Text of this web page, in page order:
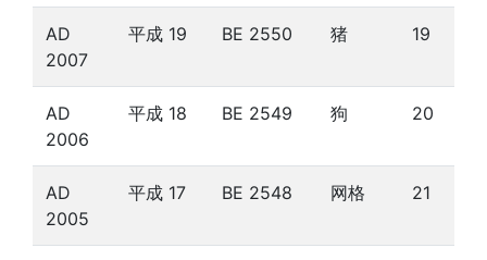
AD
2007
平成 19 BE 2550 猪 19
AD
2006
平成 18 BE 2549 狗 20
AD
2005
平成 17 BE 2548 网格 21